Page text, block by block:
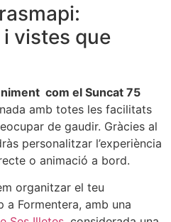
vistes que
com el Suncat 75
amb totes les facilitats
de gaudir. Gràcies al
personalitzar l’experiència
o animació a bord.
organitzar el teu
a Formentera, amb una